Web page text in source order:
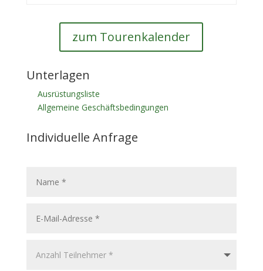
zum Tourenkalender
Unterlagen
Ausrüstungsliste
Allgemeine Geschäftsbedingungen
Individuelle Anfrage